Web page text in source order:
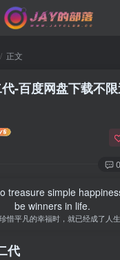
正文
-百度网盘下载不
0
treasure simple
be winners in life.
惜平凡的幸福时，就已经成了人
代